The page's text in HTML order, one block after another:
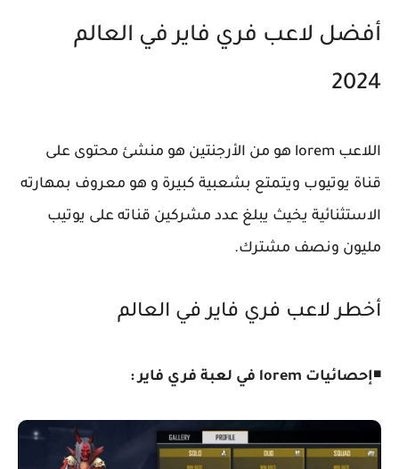
أفضل لاعب فري فاير في العالم
2024
اللاعب lorem هو من الأرجنتين هو منشئ محتوى على
قناة يوتيوب ويتمتع بشعبية كبيرة و هو معروف بمهارته
الاستثنائية يخيث يبلغ عدد مشركين قناته على يوتيب
مليون ونصف مشترك.
أخطر لاعب فري فاير في العالم
◾إحصائيات lorem في لعبة فري فاير :